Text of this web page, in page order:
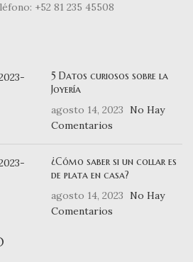
+52 81 235 45508
5 Datos curiosos sobre la
Joyería
agosto 14, 2023
No Hay
Comentarios
¿Cómo saber si un collar es
de plata en casa?
agosto 14, 2023
No Hay
Comentarios